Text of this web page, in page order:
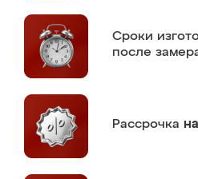
Сроки
после
Рассрочка